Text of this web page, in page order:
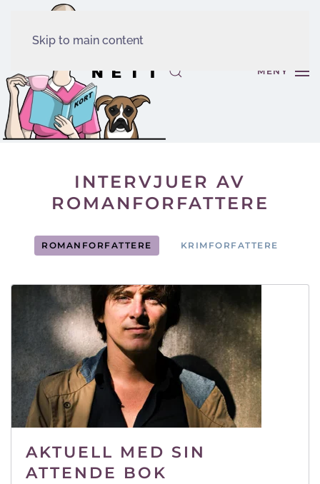
Skip to main content
MENY
INTERVJUER AV
ROMANFORFATTERE
ROMANFORFATTERE KRIMFORFATTERE
AKTUELL MED SIN
ATTENDE BOK